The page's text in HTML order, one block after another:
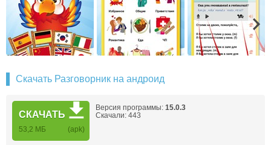
Скачать Разговорник на андроид
СКАЧАТЬ
53,2 МБ (apk)
Версия программы: 15.0.3
Скачали: 443